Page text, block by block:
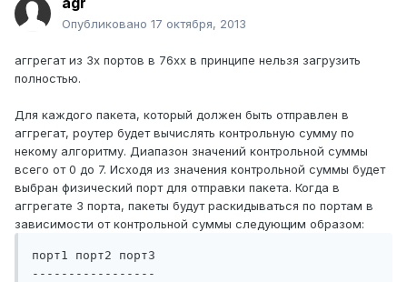
Опубликовано 17 октября, 2013
аггрегат из 3х портов в 76xx в принципе нельзя загрузить
полностью.
Для каждого пакета, который должен быть отправлен в
аггрегат, роутер будет вычислять контрольную сумму по
некому алгоритму. Диапазон значений контрольной суммы
всего от 0 до 7. Исходя из значения контрольной суммы будет
выбран физический порт для отправки пакета. Когда в
аггрегате 3 порта, пакеты будут раскидываться по портам в
зависимости от контрольной суммы следующим образом:
порт1 порт2 порт3
-----------------